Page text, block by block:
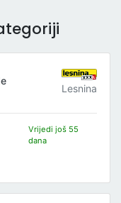
Lesnina
Vrijedi još 55
dana